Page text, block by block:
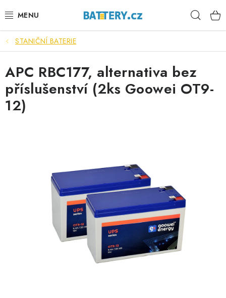
na
VÝHODNÉ SETY
SLUŽBY
AUTOBATERIE
STANIČNÍ BATERIE
BATERIOVÉ BOXY
POWERBANKY
STANIČNÍ BATERIE
APC RBC177, alternativa bez
příslušenství (2ks Goowei OT9-
12)